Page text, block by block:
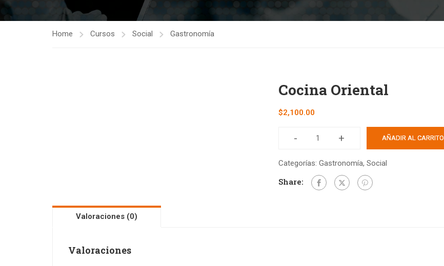
Home Cursos Social Gastronomía
Cocina Oriental
$2,100.00
- + AÑADIR AL CARRITO
Categorías: Gastronomía, Social
Share:
Valoraciones (0)
Valoraciones